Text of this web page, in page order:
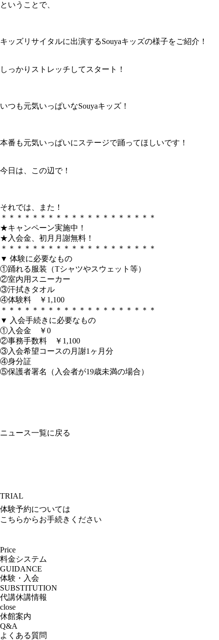
ということで、
キッズリサイタルに出演するSouyaキッズの様子をご紹介！
しっかりストレッチしてスタート！
いつも元気いっぱいなSouyaキッズ！
本番も元気いっぱいにステージで踊ってほしいです！
今日は、この辺で！
それでは、また！
＊＊＊＊＊＊＊＊＊＊＊＊＊＊＊＊＊＊＊＊
★キャンペーン実施中！
★入会金、初月月謝無料！
＊＊＊＊＊＊＊＊＊＊＊＊＊＊＊＊＊＊＊＊
▼ 体験に必要なもの
①踊れる服装（Tシャツやスウェット等）
②室内用スニーカー
③汗拭きタオル
④体験料 ￥1,100
＊＊＊＊＊＊＊＊＊＊＊＊＊＊＊＊＊＊＊＊
▼ 入会手続きに必要なもの
①入会金 ￥0
②事務手数料 ￥1,100
③入会希望コースの月謝1ヶ月分
④身分証
⑤保護者署名（入会者が19歳未満の場合）
ニュース一覧に戻る
TRIAL
体験予約については
こちらからお手続きください
Price
料金システム
GUIDANCE
体験・入会
SUBSTITUTION
代講休講情報
close
休館案内
Q&A
よくある質問